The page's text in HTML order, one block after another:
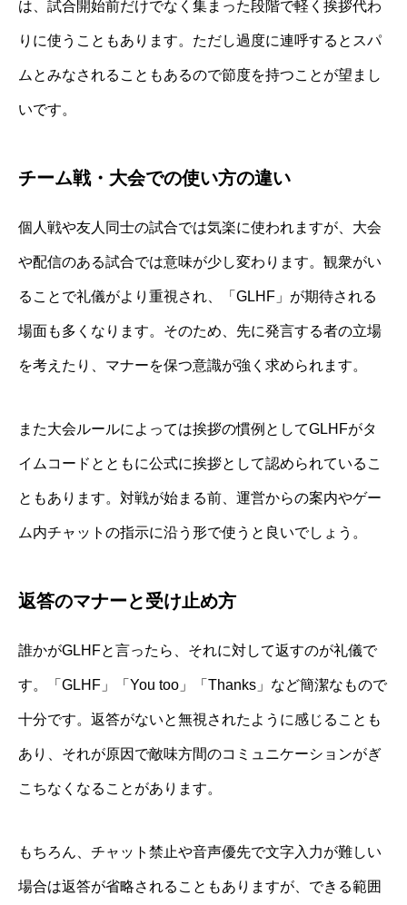
は、試合開始前だけでなく集まった段階で軽く挨拶代わ
りに使うこともあります。ただし過度に連呼するとスパ
ムとみなされることもあるので節度を持つことが望まし
いです。
チーム戦・大会での使い方の違い
個人戦や友人同士の試合では気楽に使われますが、大会
や配信のある試合では意味が少し変わります。観衆がい
ることで礼儀がより重視され、「GLHF」が期待される
場面も多くなります。そのため、先に発言する者の立場
を考えたり、マナーを保つ意識が強く求められます。
また大会ルールによっては挨拶の慣例としてGLHFがタ
イムコードとともに公式に挨拶として認められているこ
ともあります。対戦が始まる前、運営からの案内やゲー
ム内チャットの指示に沿う形で使うと良いでしょう。
返答のマナーと受け止め方
誰かがGLHFと言ったら、それに対して返すのが礼儀で
す。「GLHF」「You too」「Thanks」など簡潔なもので
十分です。返答がないと無視されたように感じることも
あり、それが原因で敵味方間のコミュニケーションがぎ
こちなくなることがあります。
もちろん、チャット禁止や音声優先で文字入力が難しい
場合は返答が省略されることもありますが、できる範囲